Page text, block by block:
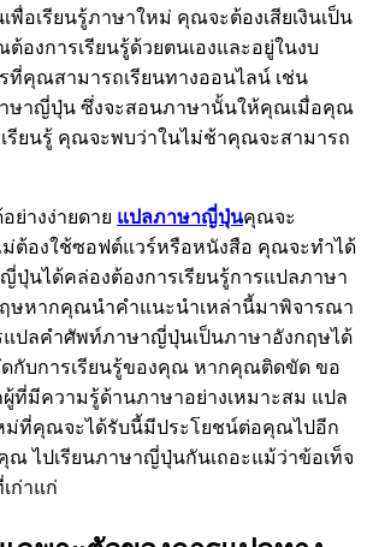
พื่อเรียนรู้ภาษาใหม่ คุณจะต้องเสียเงินเป็น
องการเรียนรู้ด้วยตนเองและอยู่ในงบ
คุณสามารถเรียนทางออนไลน์ เช่น
าษาญี่ปุ่น ซึ่งจะสอนภาษานั้นให้คุณเมื่อคุณ
รียนรู้ คุณจะพบว่าในไม่ช้าคุณจะสามารถ
ย่างง่ายดาย แปลภาษาญี่ปุ่นคุณจะ
ม่ต้องใช้ซอฟต์แวร์หรือหนังสือ คุณจะทำได้
ปุ่นได้คล่องต้องการเรียนรู้การแปลภาษา
ษหากคุณนำคำแนะนำเหล่านี้มาพิจารณา
แปลคำศัพท์ภาษาญี่ปุ่นเป็นภาษาอังกฤษได้
ดกับการเรียนรู้ของคุณ หากคุณติดขัด ขอ
ที่มีความรู้ด้านภาษาอย่างเหมาะสม แปล
ที่คุณจะได้รับนี้มีประโยชน์ต่อคุณไปอีก
ณ ไปเรียนภาษาญี่ปุ่นกันเถอะแม้ว่าข้อเท็จ
ก่าแก่